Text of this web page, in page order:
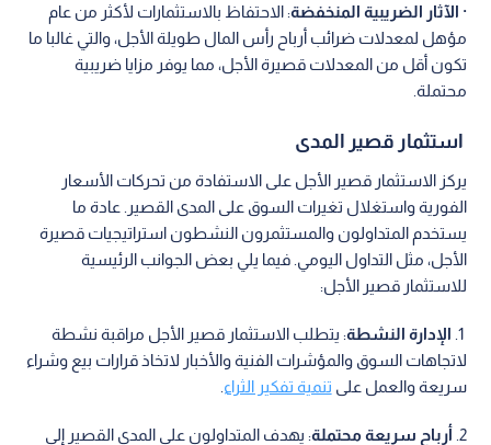
· الآثار الضريبية المنخفضة: الاحتفاظ بالاستثمارات لأكثر من عام
مؤهل لمعدلات ضرائب أرباح رأس المال طويلة الأجل، والتي غالبا ما
تكون أقل من المعدلات قصيرة الأجل، مما يوفر مزايا ضريبية
محتملة.
استثمار قصير المدى
يركز الاستثمار قصير الأجل على الاستفادة من تحركات الأسعار
الفورية واستغلال تغيرات السوق على المدى القصير. عادة ما
يستخدم المتداولون والمستثمرون النشطون استراتيجيات قصيرة
الأجل، مثل التداول اليومي. فيما يلي بعض الجوانب الرئيسية
للاستثمار قصير الأجل:
1. الإدارة النشطة: يتطلب الاستثمار قصير الأجل مراقبة نشطة
لاتجاهات السوق والمؤشرات الفنية والأخبار لاتخاذ قرارات بيع وشراء
سريعة والعمل على تنمية تفكير الثراء
2. أرباح سريعة محتملة: يهدف المتداولون على المدى القصير إلى